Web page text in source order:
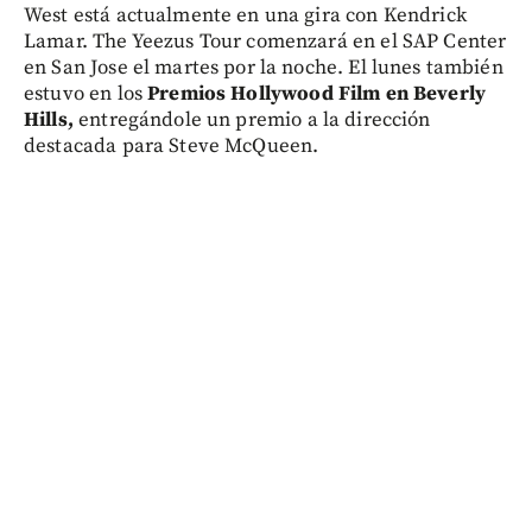
West está actualmente en una gira con Kendrick
Lamar. The Yeezus Tour comenzará en el SAP Center
en San Jose el martes por la noche. El lunes también
estuvo en losPremios Hollywood Film en Beverly
Hills, entregándole un premio a la dirección
destacada para Steve McQueen.